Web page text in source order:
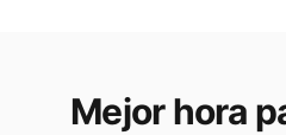
Mejor hora